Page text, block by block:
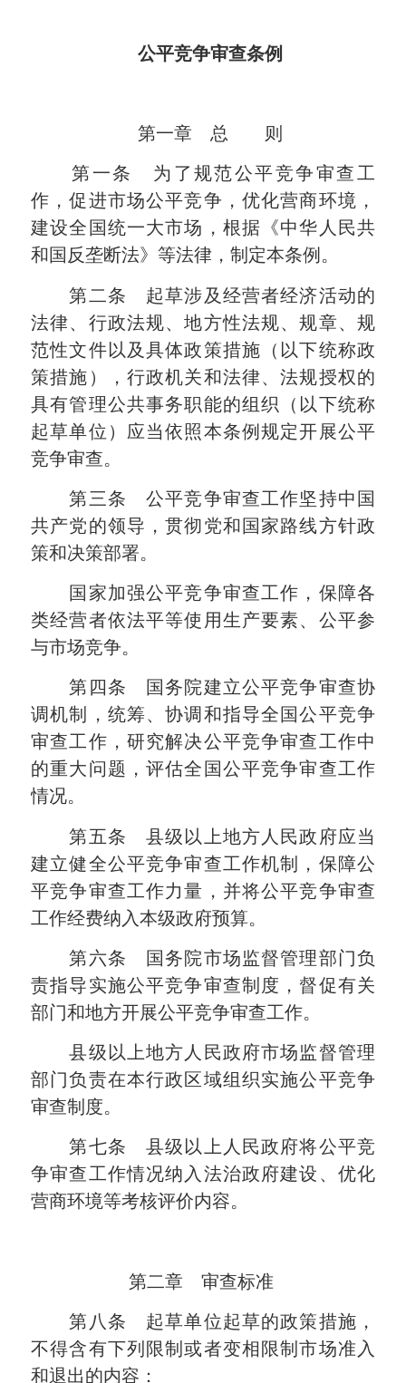
公平竞争审查条例
第一章 总 则
第一条 为了规范公平竞争审查工
作，促进市场公平竞争，优化营商环境，
建设全国统一大市场，根据《中华人民共
和国反垄断法》等法律，制定本条例。
第二条 起草涉及经营者经济活动的
法律、行政法规、地方性法规、规章、规
范性文件以及具体政策措施（以下统称政
策措施），行政机关和法律、法规授权的
具有管理公共事务职能的组织（以下统称
起草单位）应当依照本条例规定开展公平
竞争审查。
第三条 公平竞争审查工作坚持中国
共产党的领导，贯彻党和国家路线方针政
策和决策部署。
国家加强公平竞争审查工作，保障各
类经营者依法平等使用生产要素、公平参
与市场竞争。
第四条 国务院建立公平竞争审查协
调机制，统筹、协调和指导全国公平竞争
审查工作，研究解决公平竞争审查工作中
的重大问题，评估全国公平竞争审查工作
情况。
第五条 县级以上地方人民政府应当
建立健全公平竞争审查工作机制，保障公
平竞争审查工作力量，并将公平竞争审查
工作经费纳入本级政府预算。
第六条 国务院市场监督管理部门负
责指导实施公平竞争审查制度，督促有关
部门和地方开展公平竞争审查工作。
县级以上地方人民政府市场监督管理
部门负责在本行政区域组织实施公平竞争
审查制度。
第七条 县级以上人民政府将公平竞
争审查工作情况纳入法治政府建设、优化
营商环境等考核评价内容。
第二章 审查标准
第八条 起草单位起草的政策措施，
不得含有下列限制或者变相限制市场准入
和退出的内容：